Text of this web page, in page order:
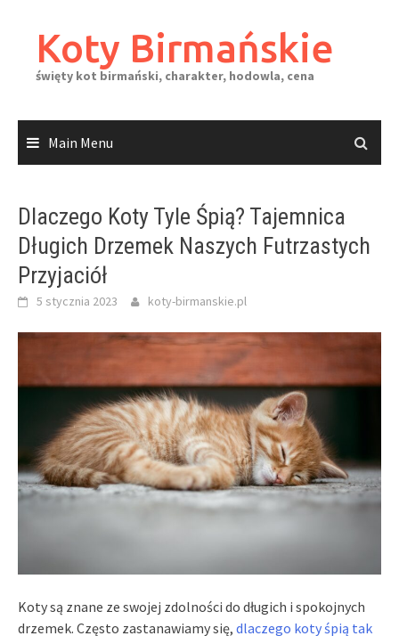
contentKoty Birmańskie
święty kot birmański, charakter, hodowla, cena
Main Menu
Dlaczego Koty Tyle Śpią? Tajemnica
Długich Drzemek Naszych Futrzastych
Przyjaciół
5 stycznia 2023 koty-birmanskie.pl
Koty są znane ze swojej zdolności do długich i spokojnych
drzemek. Często zastanawiamy się, dlaczego koty śpią tak